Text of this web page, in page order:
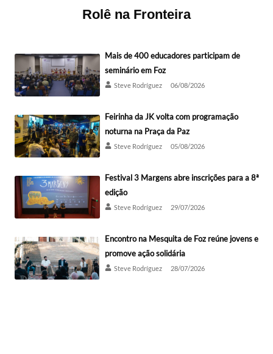
Rolê na Fronteira
Mais de 400 educadores participam de
seminário em Foz
Steve Rodríguez 06/08/2026
Feirinha da JK volta com programação
noturna na Praça da Paz
Steve Rodríguez 05/08/2026
Festival 3 Margens abre inscrições para a 8ª
edição
Steve Rodríguez 29/07/2026
Encontro na Mesquita de Foz reúne jovens e
promove ação solidária
Steve Rodríguez 28/07/2026